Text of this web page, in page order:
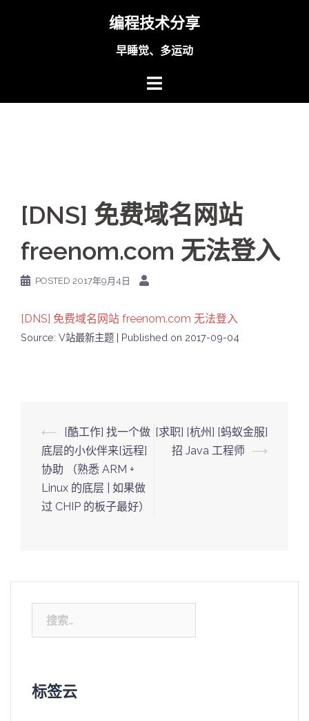
编程技术分享
早睡觉、多运动
[DNS] 免费域名网站
freenom.com 无法登入
POSTED 2017年9月4日
[DNS] 免费域名网站 freenom.com 无法登入
Source: V站最新主题 Published on 2017-09-04
Post
navigation
⟵
[酷工作] 找一个做
底层的小伙伴来[远程]
协助 （熟悉 ARM +
Linux 的底层 | 如果做
过 CHIP 的板子最好）
[求职] [杭州] [蚂蚁金服]
招 Java 工程师 ⟶
索：
标签云